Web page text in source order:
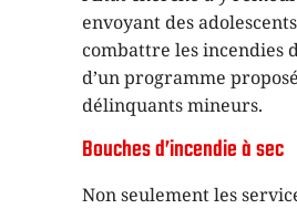
envoyant des
combattre les incendies
d’un programme
délinquants mineurs.
Bouches d’incendie à sec
Non seulement les